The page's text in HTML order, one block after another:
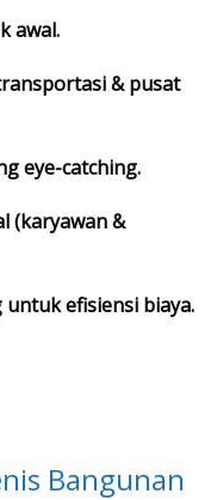
awal.
& pusat
eye-catching.
(karyawan &
efisiensi biaya.
Bangunan